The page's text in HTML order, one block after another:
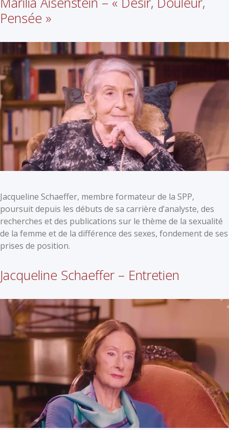
Pensée »
Jacqueline Schaeffer, membre formateur de la SPP,
poursuit depuis les débuts de sa carrière d’analyste, des
recherches et des publications sur le thème de la sexualité
de la femme et de la différence des sexes, fondement de ses
prises de position.
Jacqueline Schaeffer – Entretien